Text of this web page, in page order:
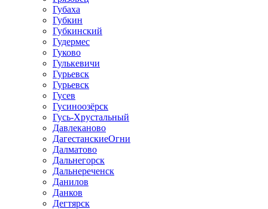
Губаха
Губкин
Губкинский
Гудермес
Гуково
Гулькевичи
Гурьевск
Гурьевск
Гусев
Гусиноозёрск
Гусь-Хрустальный
Давлеканово
ДагестанскиеОгни
Далматово
Дальнегорск
Дальнереченск
Данилов
Данков
Дегтярск